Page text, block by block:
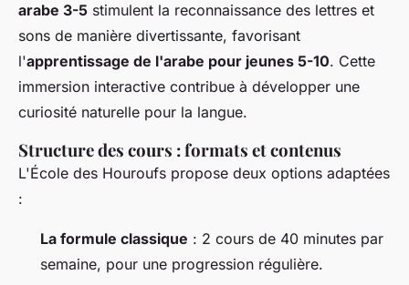
arabe 3-5 stimulent la reconnaissance des lettres et
sons de manière divertissante, favorisant
l'apprentissage de l'arabe pour jeunes 5-10. Cette
immersion interactive contribue à développer une
curiosité naturelle pour la langue.
Structure des cours : formats et contenus
L'École des Houroufs propose deux options adaptées
:
La formule classique : 2 cours de 40 minutes par
semaine, pour une progression régulière.